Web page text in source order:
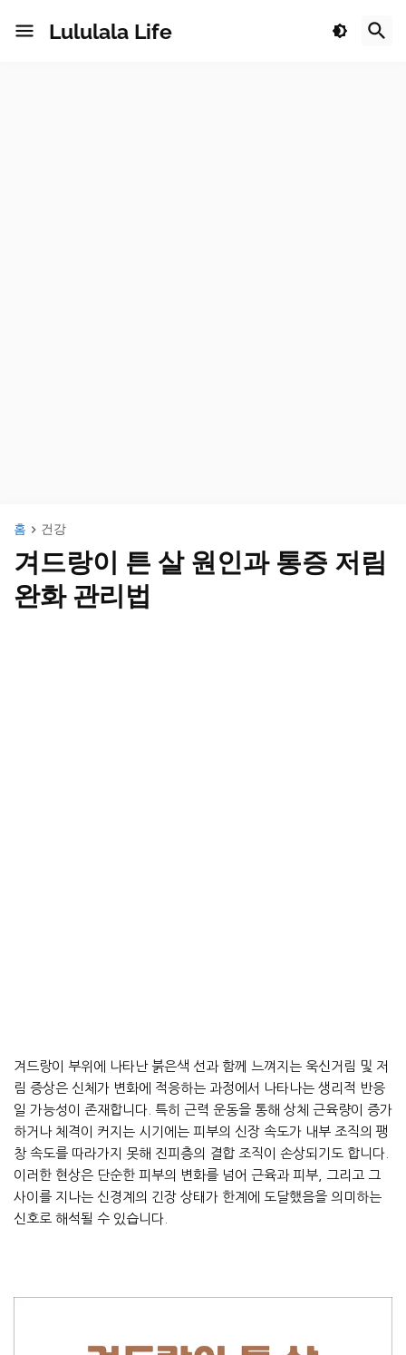
Lululala Life
홈 건강
겨드랑이 튼 살 원인과 통증 저림
완화 관리법
겨드랑이 부위에 나타난 붉은색 선과 함께 느껴지는 욱신거림 및 저
림 증상은 신체가 변화에 적응하는 과정에서 나타나는 생리적 반응
일 가능성이 존재합니다. 특히 근력 운동을 통해 상체 근육량이 증가
하거나 체격이 커지는 시기에는 피부의 신장 속도가 내부 조직의 팽
창 속도를 따라가지 못해 진피층의 결합 조직이 손상되기도 합니다.
이러한 현상은 단순한 피부의 변화를 넘어 근육과 피부, 그리고 그
사이를 지나는 신경계의 긴장 상태가 한계에 도달했음을 의미하는
신호로 해석될 수 있습니다.